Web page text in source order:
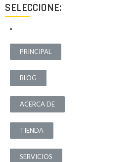
SELECCIONE:
.
PRINCIPAL
BLOG
ACERCA DE
TIENDA
SERVICIOS